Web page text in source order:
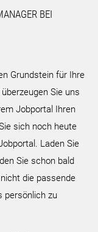
BEI
Grundstein für Ihre
Sie uns
Jobportal Ihren
sich noch heute
Laden Sie
Sie schon bald
die passende
persönlich zu